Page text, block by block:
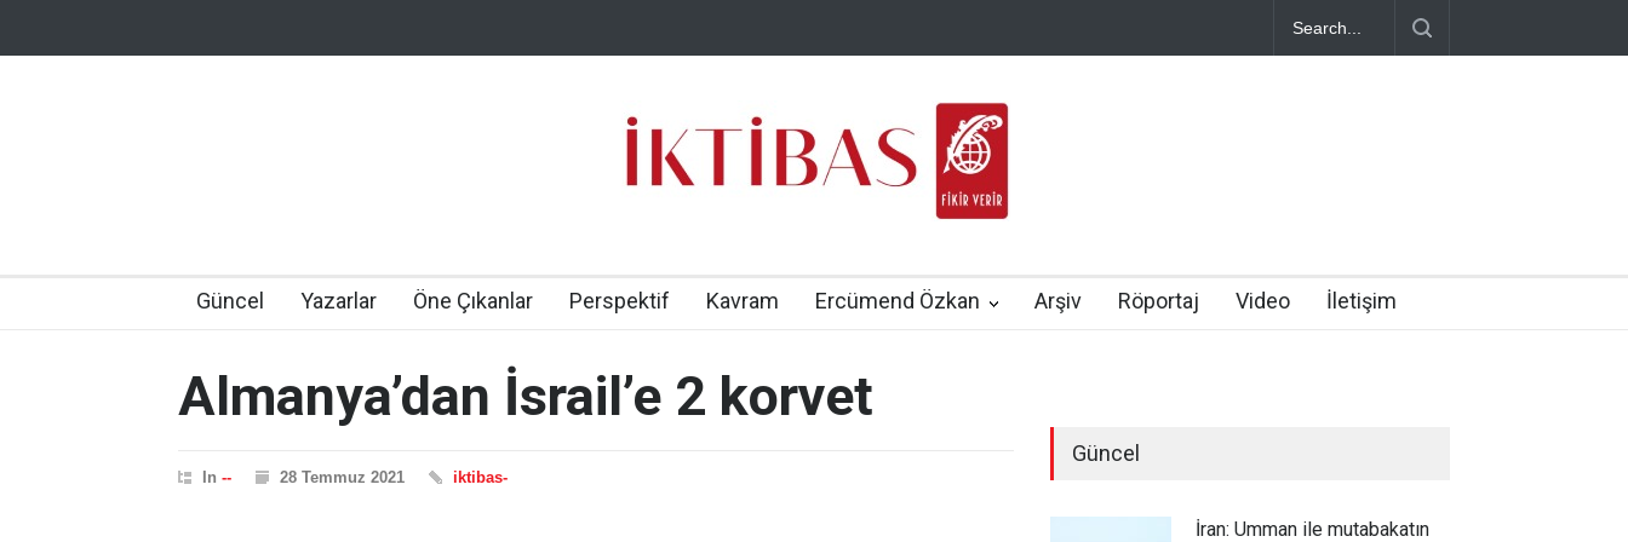
Güncel Yazarlar Öne Çıkanlar Perspektif Kavram Ercümend Özkan Arşiv Röportaj Video İletişim
Almanya’dan İsrail’e 2 korvet
In -- 28 Temmuz 2021 iktibas-
Güncel
İran: Umman ile mutabakatın